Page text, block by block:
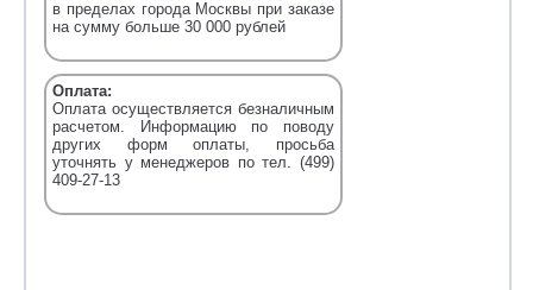
в пределах города Москвы при заказе
на сумму больше 30 000 рублей
Оплата:
Оплата осуществляется безналичным
расчетом. Информацию по поводу
других форм оплаты, просьба
уточнять у менеджеров по тел. (499)
409-27-13